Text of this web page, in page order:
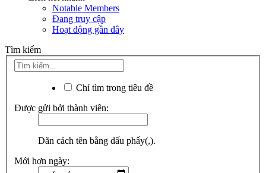
Notable Members
Đang truy cập
Hoạt động gần đây
Tìm kiếm
Chỉ tìm trong tiêu đề
Được gửi bởi thành viên:
Dãn cách tên bằng dấu phẩy(,).
Mới hơn ngày: